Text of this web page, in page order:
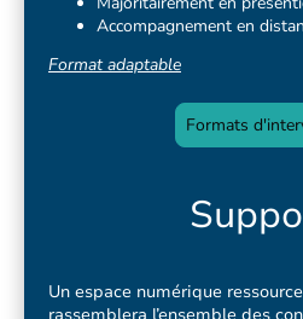
Accompagnement en
Format adaptable
Formats
Un espace numérique